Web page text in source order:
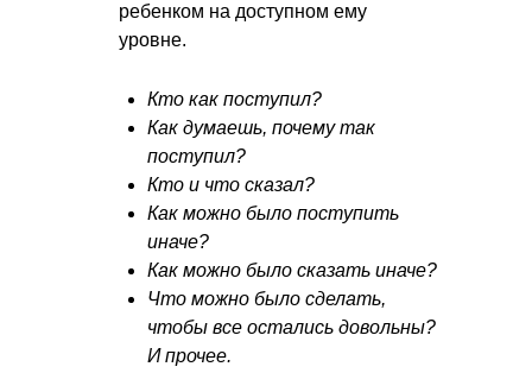
ребенком на доступном ему
уровне.
Кто как поступил?
Как думаешь, почему так
поступил?
Кто и что сказал?
Как можно было поступить
иначе?
Как можно было сказать иначе?
Что можно было сделать,
чтобы все остались довольны?
И прочее.